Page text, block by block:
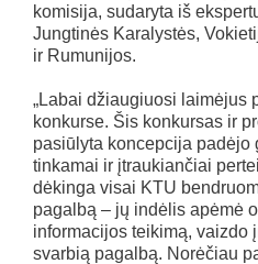
komisija, sudaryta iš
Jungtinės Karalystės,
ir Rumunijos.
„Labai džiaugiuosi laimėjus
konkurse. Šis konkursas ir
pasiūlyta koncepcija padėjo
tinkamai ir įtraukiančiai
dėkinga visai KTU
pagalbą – jų indėlis apėmė
informacijos teikimą, vaizdo
svarbią pagalbą. Norėčiau